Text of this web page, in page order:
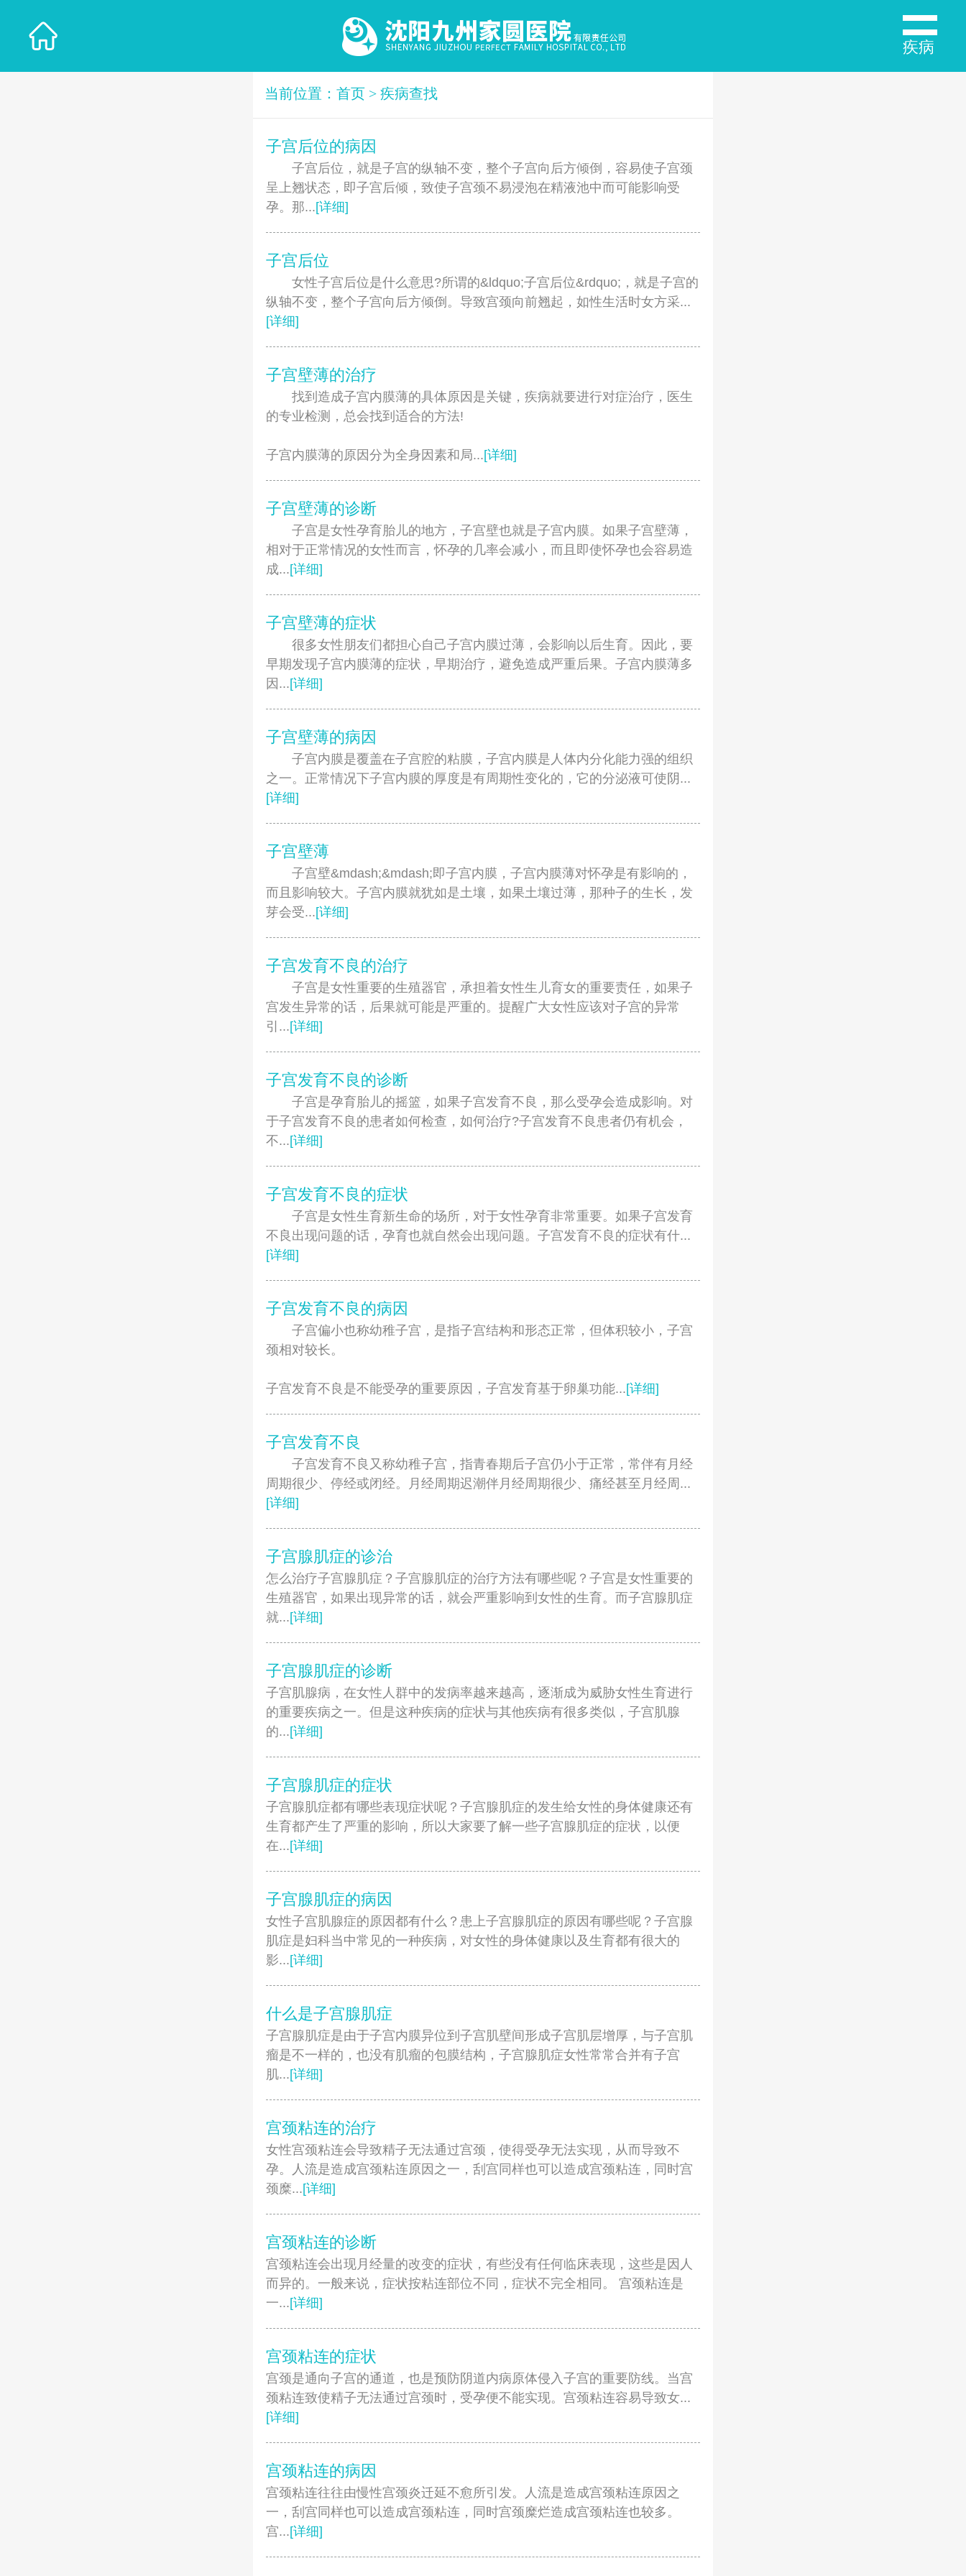
疾病
当前位置：首页 >疾病查找
子宫后位的病因
子宫后位，就是子宫的纵轴不变，整个子宫向后方倾倒，容易使子宫颈
呈上翘状态，即子宫后倾，致使子宫颈不易浸泡在精液池中而可能影响受
孕。那...[详细]
子宫后位
女性子宫后位是什么意思?所谓的&ldquo;子宫后位&rdquo;，就是子宫的
纵轴不变，整个子宫向后方倾倒。导致宫颈向前翘起，如性生活时女方采...
[详细]
子宫壁薄的治疗
找到造成子宫内膜薄的具体原因是关键，疾病就要进行对症治疗，医生
的专业检测，总会找到适合的方法!
子宫内膜薄的原因分为全身因素和局...[详细]
子宫壁薄的诊断
子宫是女性孕育胎儿的地方，子宫壁也就是子宫内膜。如果子宫壁薄，
相对于正常情况的女性而言，怀孕的几率会减小，而且即使怀孕也会容易造
成...[详细]
子宫壁薄的症状
很多女性朋友们都担心自己子宫内膜过薄，会影响以后生育。因此，要
早期发现子宫内膜薄的症状，早期治疗，避免造成严重后果。子宫内膜薄多
因...[详细]
子宫壁薄的病因
子宫内膜是覆盖在子宫腔的粘膜，子宫内膜是人体内分化能力强的组织
之一。正常情况下子宫内膜的厚度是有周期性变化的，它的分泌液可使阴...
[详细]
子宫壁薄
子宫壁&mdash;&mdash;即子宫内膜，子宫内膜薄对怀孕是有影响的，
而且影响较大。子宫内膜就犹如是土壤，如果土壤过薄，那种子的生长，发
芽会受...[详细]
子宫发育不良的治疗
子宫是女性重要的生殖器官，承担着女性生儿育女的重要责任，如果子
宫发生异常的话，后果就可能是严重的。提醒广大女性应该对子宫的异常
引...[详细]
子宫发育不良的诊断
子宫是孕育胎儿的摇篮，如果子宫发育不良，那么受孕会造成影响。对
于子宫发育不良的患者如何检查，如何治疗?子宫发育不良患者仍有机会，
不...[详细]
子宫发育不良的症状
子宫是女性生育新生命的场所，对于女性孕育非常重要。如果子宫发育
不良出现问题的话，孕育也就自然会出现问题。子宫发育不良的症状有什...
[详细]
子宫发育不良的病因
子宫偏小也称幼稚子宫，是指子宫结构和形态正常，但体积较小，子宫
颈相对较长。
子宫发育不良是不能受孕的重要原因，子宫发育基于卵巢功能...[详细]
子宫发育不良
子宫发育不良又称幼稚子宫，指青春期后子宫仍小于正常，常伴有月经
周期很少、停经或闭经。月经周期迟潮伴月经周期很少、痛经甚至月经周...
[详细]
子宫腺肌症的诊治
怎么治疗子宫腺肌症？子宫腺肌症的治疗方法有哪些呢？子宫是女性重要的
生殖器官，如果出现异常的话，就会严重影响到女性的生育。而子宫腺肌症
就...[详细]
子宫腺肌症的诊断
子宫肌腺病，在女性人群中的发病率越来越高，逐渐成为威胁女性生育进行
的重要疾病之一。但是这种疾病的症状与其他疾病有很多类似，子宫肌腺
的...[详细]
子宫腺肌症的症状
子宫腺肌症都有哪些表现症状呢？子宫腺肌症的发生给女性的身体健康还有
生育都产生了严重的影响，所以大家要了解一些子宫腺肌症的症状，以便
在...[详细]
子宫腺肌症的病因
女性子宫肌腺症的原因都有什么？患上子宫腺肌症的原因有哪些呢？子宫腺
肌症是妇科当中常见的一种疾病，对女性的身体健康以及生育都有很大的
影...[详细]
什么是子宫腺肌症
子宫腺肌症是由于子宫内膜异位到子宫肌壁间形成子宫肌层增厚，与子宫肌
瘤是不一样的，也没有肌瘤的包膜结构，子宫腺肌症女性常常合并有子宫
肌...[详细]
宫颈粘连的治疗
女性宫颈粘连会导致精子无法通过宫颈，使得受孕无法实现，从而导致不
孕。人流是造成宫颈粘连原因之一，刮宫同样也可以造成宫颈粘连，同时宫
颈糜...[详细]
宫颈粘连的诊断
宫颈粘连会出现月经量的改变的症状，有些没有任何临床表现，这些是因人
而异的。一般来说，症状按粘连部位不同，症状不完全相同。 宫颈粘连是
一...[详细]
宫颈粘连的症状
宫颈是通向子宫的通道，也是预防阴道内病原体侵入子宫的重要防线。当宫
颈粘连致使精子无法通过宫颈时，受孕便不能实现。宫颈粘连容易导致女...
[详细]
宫颈粘连的病因
宫颈粘连往往由慢性宫颈炎迁延不愈所引发。人流是造成宫颈粘连原因之
一，刮宫同样也可以造成宫颈粘连，同时宫颈糜烂造成宫颈粘连也较多。
宫...[详细]